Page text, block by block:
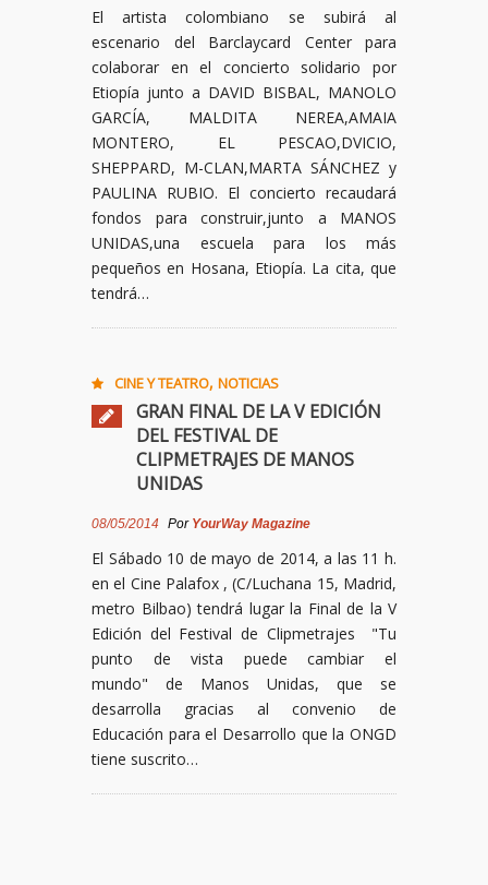
El artista colombiano se subirá al
escenario del Barclaycard Center para
colaborar en el concierto solidario por
Etiopía junto a DAVID BISBAL, MANOLO
GARCÍA, MALDITA NEREA,AMAIA
MONTERO, EL PESCAO,DVICIO,
SHEPPARD, M-CLAN,MARTA SÁNCHEZ y
PAULINA RUBIO. El concierto recaudará
fondos para construir,junto a MANOS
UNIDAS,una escuela para los más
pequeños en Hosana, Etiopía. La cita, que
tendrá…
CINE Y TEATRO, NOTICIAS
GRAN FINAL DE LA V EDICIÓN
DEL FESTIVAL DE
CLIPMETRAJES DE MANOS
UNIDAS
08/05/2014 Por YourWay Magazine
El Sábado 10 de mayo de 2014, a las 11 h.
en el Cine Palafox , (C/Luchana 15, Madrid,
metro Bilbao) tendrá lugar la Final de la V
Edición del Festival de Clipmetrajes "Tu
punto de vista puede cambiar el
mundo" de Manos Unidas, que se
desarrolla gracias al convenio de
Educación para el Desarrollo que la ONGD
tiene suscrito…